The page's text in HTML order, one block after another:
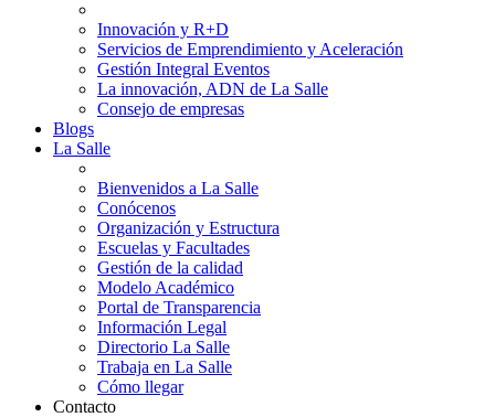
Innovación y R+D
Servicios de Emprendimiento y Aceleración
Gestión Integral Eventos
La innovación, ADN de La Salle
Consejo de empresas
Blogs
La Salle
Bienvenidos a La Salle
Conócenos
Organización y Estructura
Escuelas y Facultades
Gestión de la calidad
Modelo Académico
Portal de Transparencia
Información Legal
Directorio La Salle
Trabaja en La Salle
Cómo llegar
Contacto